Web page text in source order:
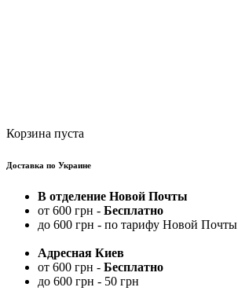
Корзина пуста
Доставка по Украине
В отделение Новой Почты
от 600 грн - Бесплатно
до 600 грн - по тарифу Новой Почты
Адресная Киев
от 600 грн - Бесплатно
до 600 грн - 50 грн